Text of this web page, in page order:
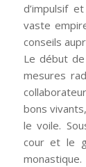
d’impulsif
vaste
conseils
Le début
mesures
bons
le voile.
cour et le